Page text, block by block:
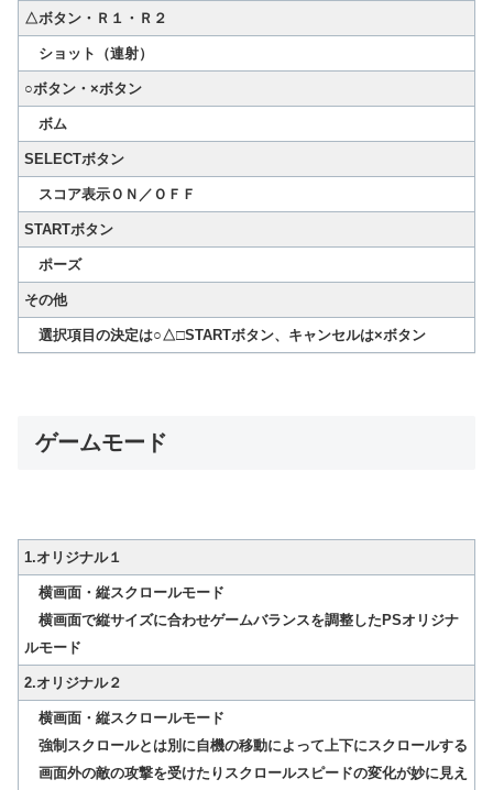
△ボタン ・Ｒ１・Ｒ２
ショット（連射）
○ボタン ・×ボタン
ボム
SELECTボタン
スコア表示ＯＮ／ＯＦＦ
STARTボタン
ポーズ
その他
選択項目の決定は○△□STARTボタン、キャンセルは×ボタン
ゲームモード
1.オリジナル１
横画面・縦スクロールモード
横画面で縦サイズに合わせゲームバランスを調整したPSオリジナ
ルモード
2.オリジナル２
横画面・縦スクロールモード
強制スクロールとは別に自機の移動によって上下にスクロールする
画面外の敵の攻撃を受けたりスクロールスピードの変化が妙に見え